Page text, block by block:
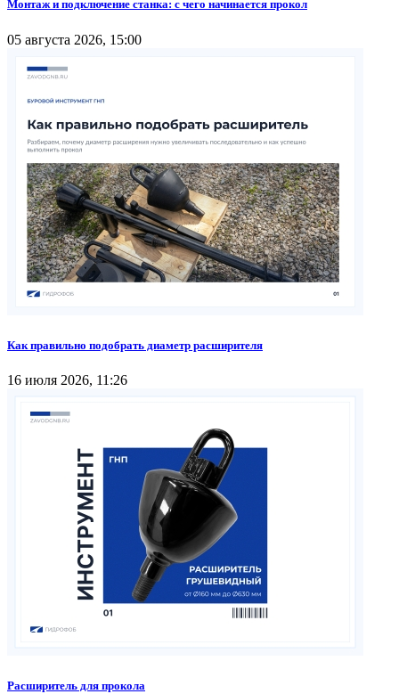
Монтаж и подключение станка: с чего начинается прокол
05 августа 2026, 15:00
Как правильно подобрать диаметр расширителя
16 июля 2026, 11:26
Расширитель для прокола